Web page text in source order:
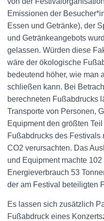
Emissionen der
Essen und Getränke), der
und Getränkeangebots
gelassen. Würden diese
wäre der ökologische
bedeutend höher, wie man
schließen kann. Bei
berechneten Fußabdrucks
Transporte von Personen,
Equipment den größten
Fußabdrucks des Festivals
CO2 verursachten. Das
und Equipment machte
Energieverbrauch 53
der am Festival beteiligten
Es lassen sich zusätzlich
Fußabdruck eines